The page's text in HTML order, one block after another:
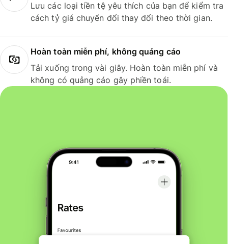
Lưu các loại tiền tệ yêu thích của bạn để kiểm tra
cách tỷ giá chuyển đổi thay đổi theo thời gian.
Hoàn toàn miễn phí, không quảng cáo
Tải xuống trong vài giây. Hoàn toàn miễn phí và
không có quảng cáo gây phiền toái.